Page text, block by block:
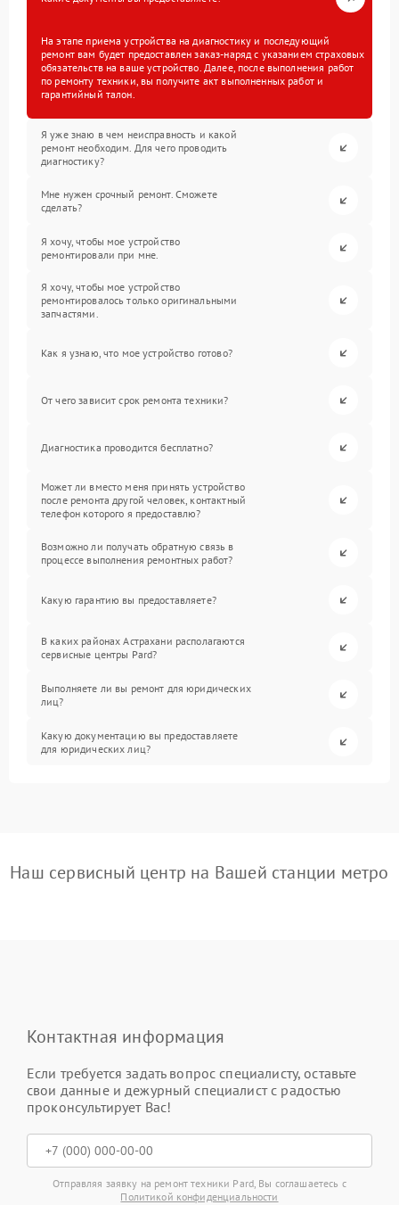
На этапе приема устройства на диагностику и последующий
ремонт вам будет предоставлен заказ-наряд с указанием страховых
обязательств на ваше устройство. Далее, после выполнения работ
по ремонту техники, вы получите акт выполненных работ и
гарантийный талон.
Я уже знаю в чем неисправность и какой
ремонт необходим. Для чего проводить
диагностику?
Мне нужен срочный ремонт. Сможете
сделать?
Я хочу, чтобы мое устройство
ремонтировали при мне.
Я хочу, чтобы мое устройство
ремонтировалось только оригинальными
запчастями.
Как я узнаю, что мое устройство готово?
От чего зависит срок ремонта техники?
Диагностика проводится бесплатно?
Может ли вместо меня принять устройство
после ремонта другой человек, контактный
телефон которого я предоставлю?
Возможно ли получать обратную связь в
процессе выполнения ремонтных работ?
Какую гарантию вы предоставляете?
В каких районах Астрахани располагаются
сервисные центры Pard?
Выполняете ли вы ремонт для юридических
лиц?
Какую документацию вы предоставляете
для юридических лиц?
Наш сервисный центр на Вашей станции метро
Контактная информация
Если требуется задать вопрос специалисту, оставьте
свои данные и дежурный специалист с радостью
проконсультирует Вас!
Отправляя заявку на ремонт техники Pard, Вы соглашаетесь с
Политикой конфиденциальности